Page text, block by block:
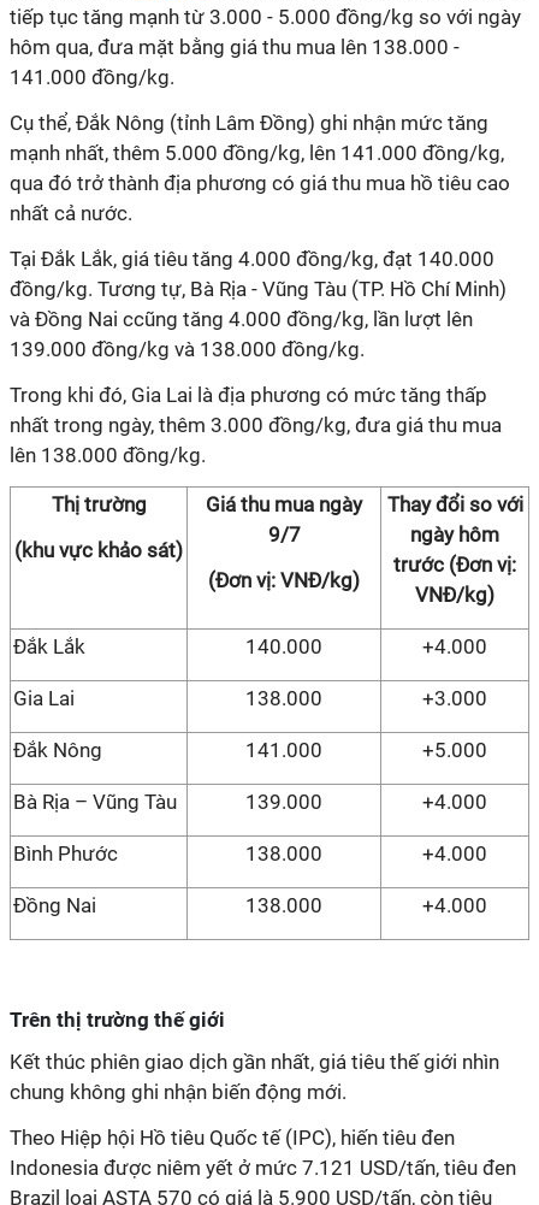
tiếp tục tăng mạnh từ 3.000 - 5.000 đồng/kg so với ngày
hôm qua, đưa mặt bằng giá thu mua lên 138.000 -
141.000 đồng/kg.
Cụ thể, Đắk Nông (tỉnh Lâm Đồng) ghi nhận mức tăng
mạnh nhất, thêm 5.000 đồng/kg, lên 141.000 đồng/kg,
qua đó trở thành địa phương có giá thu mua hồ tiêu cao
nhất cả nước.
Tại Đắk Lắk, giá tiêu tăng 4.000 đồng/kg, đạt 140.000
đồng/kg. Tương tự, Bà Rịa - Vũng Tàu (TP. Hồ Chí Minh)
và Đồng Nai ccũng tăng 4.000 đồng/kg, lần lượt lên
139.000 đồng/kg và 138.000 đồng/kg.
Trong khi đó, Gia Lai là địa phương có mức tăng thấp
nhất trong ngày, thêm 3.000 đồng/kg, đưa giá thu mua
lên 138.000 đồng/kg.
Thị trường
(khu vực khảo sát)
Giá thu mua ngày
9/7
(Đơn vị: VNĐ/kg)
Thay đổi so với
ngày hôm
trước (Đơn vị:
VNĐ/kg)
Đắk Lắk 140.000 +4.000
Gia Lai 138.000 +3.000
Đắk Nông 141.000 +5.000
Bà Rịa – Vũng Tàu 139.000 +4.000
Bình Phước 138.000 +4.000
Đồng Nai 138.000 +4.000
Trên thị trường thế giới
Kết thúc phiên giao dịch gần nhất, giá tiêu thế giới nhìn
chung không ghi nhận biến động mới.
Theo Hiệp hội Hồ tiêu Quốc tế (IPC), hiến tiêu đen
Indonesia được niêm yết ở mức 7.121 USD/tấn, tiêu đen
Brazil loại ASTA 570 có giá là 5.900 USD/tấn, còn tiêu